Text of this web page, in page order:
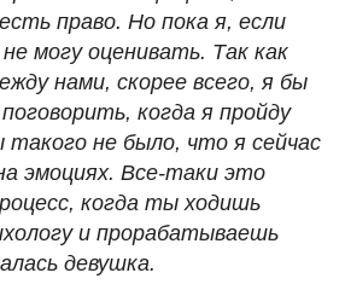
право. Но пока я, если
могу оценивать. Так как
нами, скорее всего, я бы
когда я пройду
не было, что я сейчас
эмоциях. Все-таки это
когда ты ходишь
и прорабатываешь
девушка.